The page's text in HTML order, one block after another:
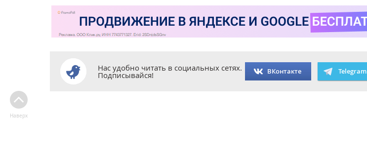
Нас удобно читать в социальных сетях.
Подписывайся! ВКонтакте Telegram
Наверх